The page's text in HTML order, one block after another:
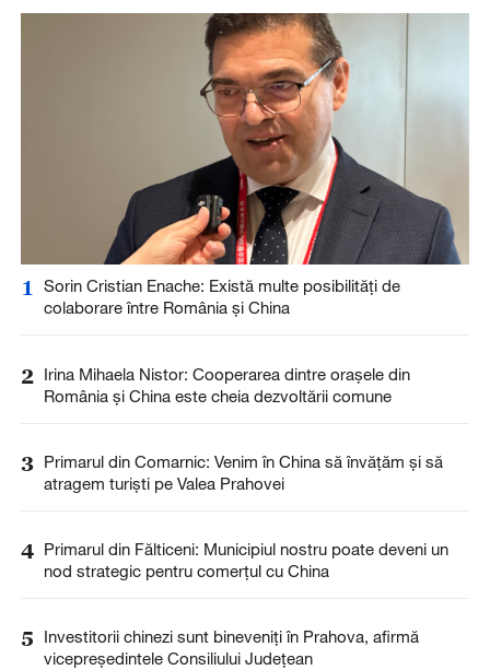
1
Sorin Cristian Enache: Există multe posibilități de
colaborare între România și China
2 Irina Mihaela Nistor: Cooperarea dintre orașele din
România și China este cheia dezvoltării comune
3 Primarul din Comarnic: Venim în China să învățăm și să
atragem turiști pe Valea Prahovei
4 Primarul din Fălticeni: Municipiul nostru poate deveni un
nod strategic pentru comerțul cu China
5
Investitorii chinezi sunt bineveniți în Prahova, afirmă
vicepreședintele Consiliului Județean